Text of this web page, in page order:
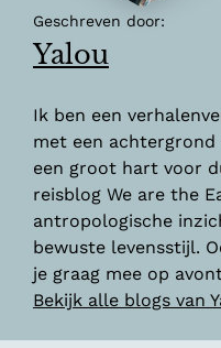
Geschreven door:
Yalou
Ik ben een
met een
een groot hart voor
reisblog We are the
antropologische
bewuste levensstijl.
je graag mee op
Bekijk alle blogs van